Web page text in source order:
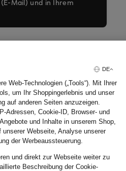
DE
Web-Technologien („Tools“). Mit Ihrer
um Ihr Shoppingerlebnis und unser
auf anderen Seiten anzuzeigen.
Adressen, Cookie-ID, Browser- und
und Inhalte in unserem Shop,
Webseite, Analyse unserer
der Werbeaussteuerung.
und direkt zur Webseite weiter zu
Beschreibung der Cookie-